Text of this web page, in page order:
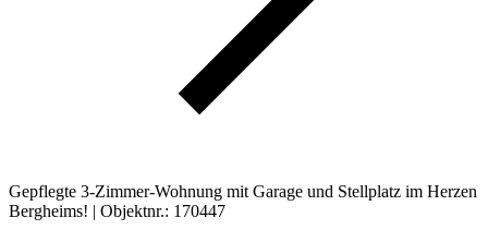
Gepflegte 3-Zimmer-Wohnung mit Garage und Stellplatz im Herzen
Bergheims! | Objektnr.: 170447